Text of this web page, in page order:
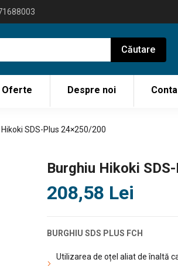
Oferte Despre noi
SDS-Plus 24×250/200
Burghiu Hikoki
208,58 Lei
BURGHIU SDS PLUS FCH
Utilizarea de oțel aliat de înaltă